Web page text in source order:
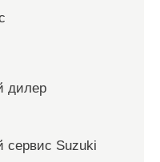
дилер
Suzuki